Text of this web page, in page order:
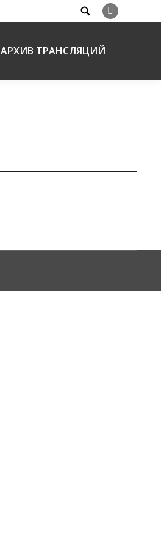
Search:
Вконтакте
АРХИВ ТРАНСЛЯЦИЙ